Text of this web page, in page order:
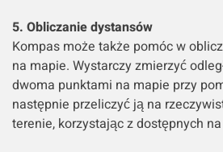
5. Obliczanie dystansów
Kompas może także pomóc w
na mapie. Wystarczy zmierzyć
dwoma punktami na mapie przy
następnie przeliczyć ją na
terenie, korzystając z dostępnych